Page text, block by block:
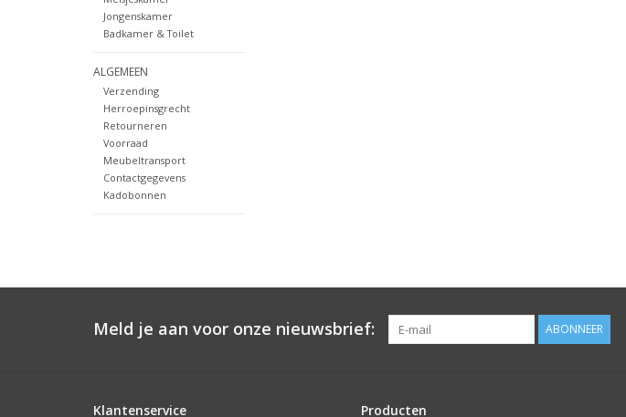
Jongenskamer
Badkamer & Toilet
ALGEMEEN
Verzending
Herroepinsgrecht
Retourneren
Voorraad
Meubeltransport
Contactgegevens
Kadobonnen
Meld je aan voor onze nieuwsbrief: ABONNEER
Klantenservice Producten